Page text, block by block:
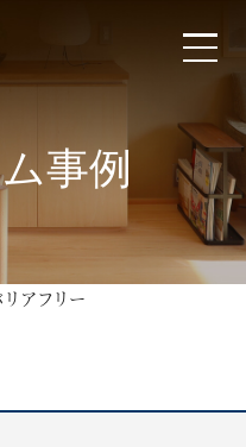
方へ
ン事例
ラム）
事例
アフリー